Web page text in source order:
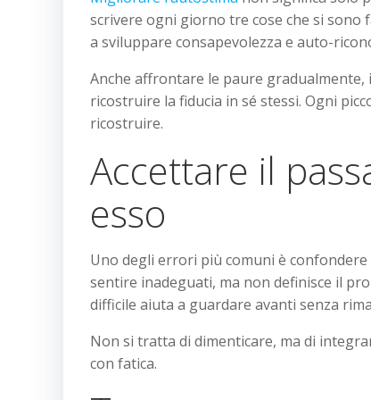
scrivere ogni giorno tre cose che si
a sviluppare consapevolezza e auto-
Anche affrontare le paure
ricostruire la fiducia in sé stessi. Ogni
ricostruire.
Accettare il
esso
Uno degli errori più comuni è confondere
sentire inadeguati, ma non definisce il
difficile aiuta a guardare avanti senza
Non si tratta di dimenticare, ma di
con fatica.